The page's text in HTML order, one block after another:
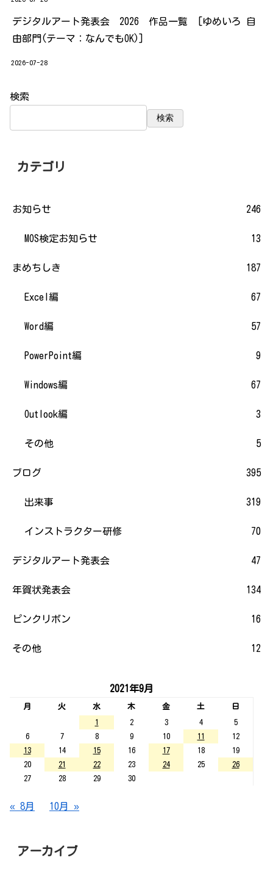
デジタルアート発表会 2026 作品一覧 [ゆめいろ 自
由部門(テーマ：なんでもOK)]
2026-07-28
検索
検索
カテゴリ
お知らせ 246
MOS検定お知らせ 13
まめちしき 187
Excel編 67
Word編 57
PowerPoint編 9
Windows編 67
Outlook編 3
その他 5
ブログ 395
出来事 319
インストラクター研修 70
デジタルアート発表会 47
年賀状発表会 134
ピンクリボン 16
その他 12
2021年9月
月 火 水 木 金 土
日
1
2 3 4
5
6
7 8 9 10 11
12
13
14 15 16 17 18
19
20
21 22 23 24 25
26
27
28 29 30
« 8月 10月 »
アーカイブ